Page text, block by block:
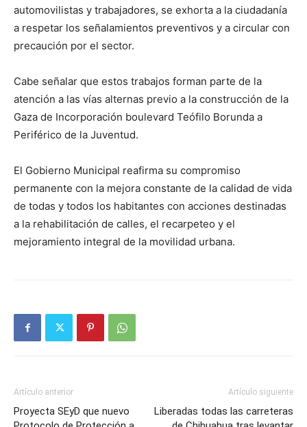
automovilistas y trabajadores, se exhorta a la ciudadanía
a respetar los señalamientos preventivos y a circular con
precaución por el sector.
Cabe señalar que estos trabajos forman parte de la
atención a las vías alternas previo a la construcción de la
Gaza de Incorporación boulevard Teófilo Borunda a
Periférico de la Juventud.
El Gobierno Municipal reafirma su compromiso
permanente con la mejora constante de la calidad de vida
de todas y todos los habitantes con acciones destinadas
a la rehabilitación de calles, el recarpeteo y el
mejoramiento integral de la movilidad urbana.
Artículo anterior
Proyecta SEyD que nuevo
Artículo siguiente
Liberadas todas las carreteras